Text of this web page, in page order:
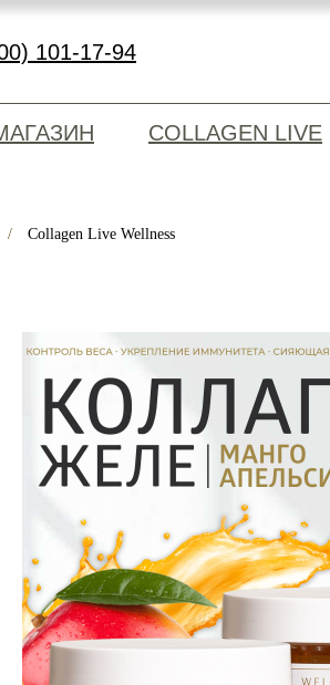
101-17-94
COLLAGEN LIVE
/ Collagen Live Wellness